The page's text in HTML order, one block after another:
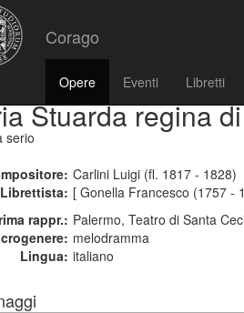
Corago
Opere Eventi Libretti
Stuarda regina
serio
Carlini Luigi (fl. 1817 - 1828)
Librettista: [ Gonella Francesco (1757 -
rappr.: Palermo, Teatro di Santa
melodramma
Lingua: italiano